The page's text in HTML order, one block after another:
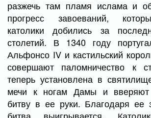
разжечь там пламя ислама и
прогресс завоеваний,
католики добились за
столетий. В 1340 году
Альфонсо IV и кастильский
совершают паломничество к
теперь установлена в
мечи к ногам Дамы и вверяют
битву в ее руки. Благодаря ее